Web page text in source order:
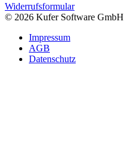
Widerrufsformular
© 2026 Kufer Software GmbH
Impressum
AGB
Datenschutz